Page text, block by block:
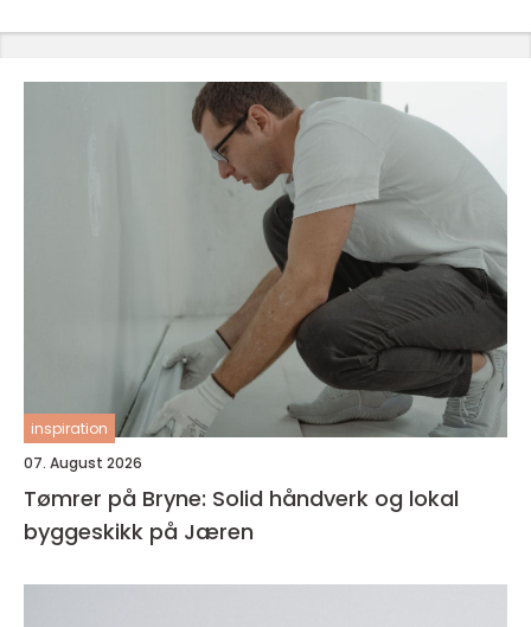
inspiration
07. August 2026
Tømrer på Bryne: Solid håndverk og lokal
byggeskikk på Jæren